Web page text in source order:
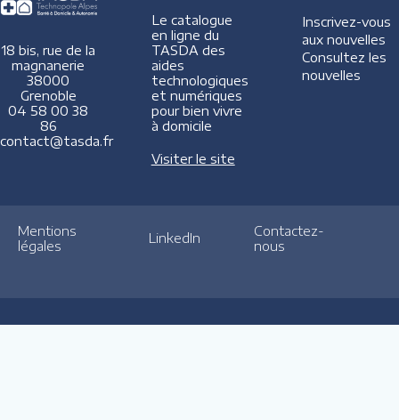
18 bis, rue de la
magnanerie
38000
Grenoble
04 58 00 38
86
contact@tasda.fr
Le catalogue
en ligne du
TASDA des
aides
technologiques
et numériques
pour bien vivre
à domicile
Visiter le site
Inscrivez-vous
aux nouvelles
Consultez les
nouvelles
Mentions
légales
LinkedIn
Contactez-
nous